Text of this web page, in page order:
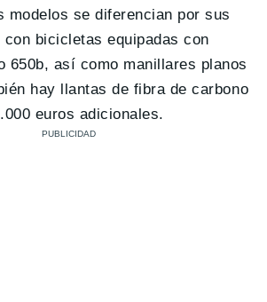
modelos se diferencian por sus
bicicletas equipadas con
650b, así como manillares planos
hay llantas de fibra de carbono
euros adicionales.